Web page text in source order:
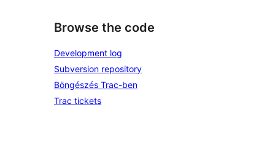
Browse the code
Development log
Subversion repository
Böngészés Trac-ben
Trac tickets